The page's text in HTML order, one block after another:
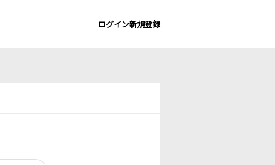
ログイン新規登録